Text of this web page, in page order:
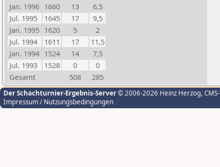
Jan. 1996 1660 13
6,5
Jul. 1995
1645 17
9,5
Jan. 1995 1620 5
2
Jul. 1994
1611 17
11,5
Jan. 1994 1524 14
7,5
Jul. 1993
1528 0
0
Gesamt
508 285
Der Schachturnier-Ergebnis-Server© 2006-2026 Heinz Herzog,
Impressum / Nutzungsbedingungen